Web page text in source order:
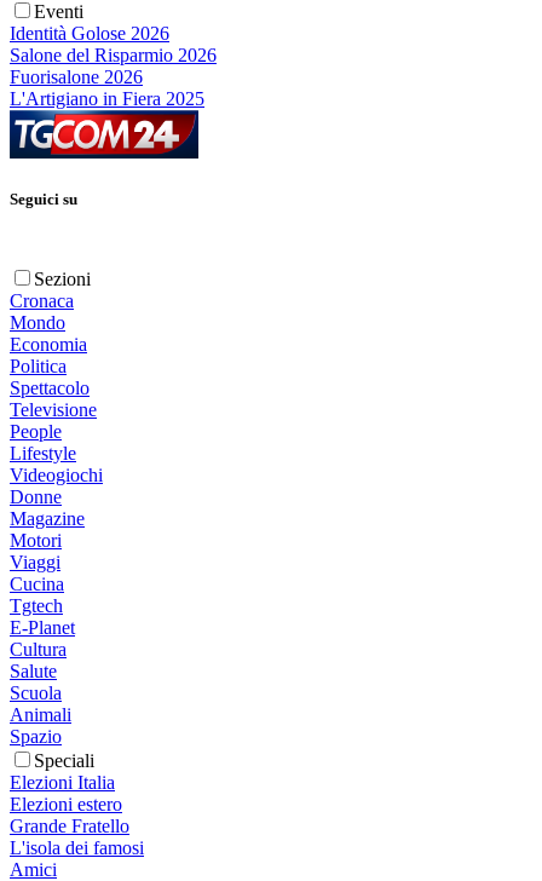
Eventi
Identità Golose 2026
Salone del Risparmio 2026
Fuorisalone 2026
L'Artigiano in Fiera 2025
Seguici su
Sezioni
Cronaca
Mondo
Economia
Politica
Spettacolo
Televisione
People
Lifestyle
Videogiochi
Donne
Magazine
Motori
Viaggi
Cucina
Tgtech
E-Planet
Cultura
Salute
Scuola
Animali
Spazio
Speciali
Elezioni Italia
Elezioni estero
Grande Fratello
L'isola dei famosi
Amici